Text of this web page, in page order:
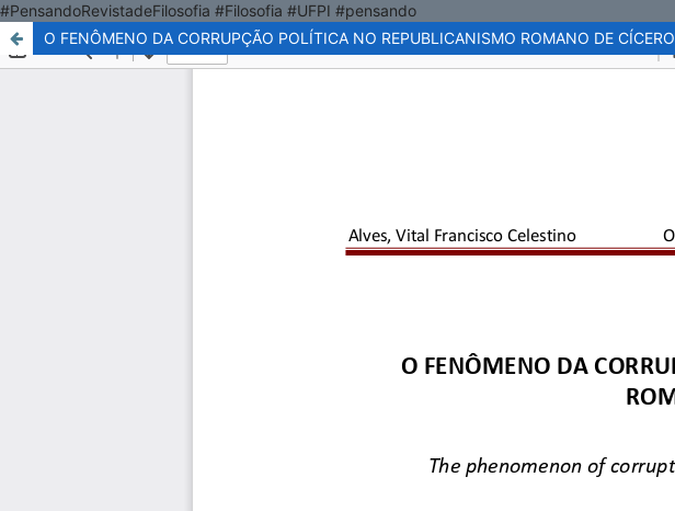
#PensandoRevistadeFilosofia #Filosofia #UFPI #pensando
O FENÔMENO DA CORRUPÇÃO POLÍTICA NO REPUBLICANISMO ROMANO DE CÍCERO